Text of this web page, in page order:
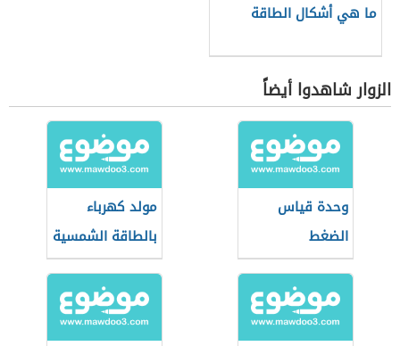
ما هي أشكال الطاقة
الزوار شاهدوا أيضاً
وحدة قياس
الضغط
مولد كهرباء
بالطاقة الشمسية